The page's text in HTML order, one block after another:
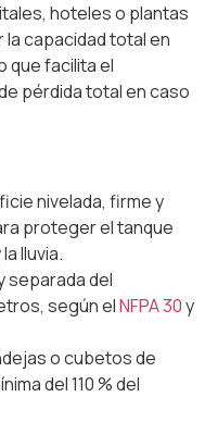
hoteles o plantas
capacidad total en
que facilita el
pérdida total en caso
nivelada, firme y
proteger el tanque
lluvia.
separada del
según elNFPA 30y
o cubetos de
del 110 % del